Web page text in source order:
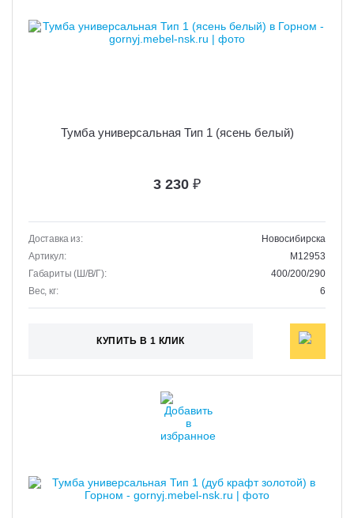
Тумба универсальная Тип 1 (ясень белый)
3 230 ₽
Доставка из:
Новосибирска
Артикул:
M12953
Габариты (Ш/В/Г):
400/200/290
Вес, кг:
6
КУПИТЬ В 1 КЛИК